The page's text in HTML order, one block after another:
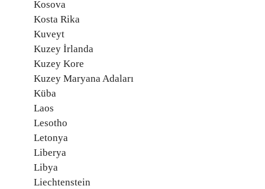
Kosova
Kosta Rika
Kuveyt
Kuzey İrlanda
Kuzey Kore
Kuzey Maryana Adaları
Küba
Laos
Lesotho
Letonya
Liberya
Libya
Liechtenstein